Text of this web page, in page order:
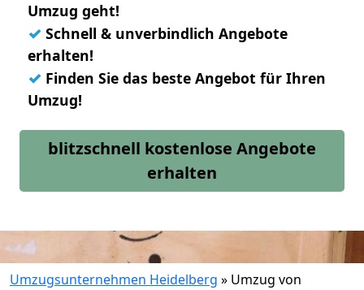
Umzug geht!
✓ Schnell & unverbindlich Angebote
erhalten!
✓ Finden Sie das beste Angebot für Ihren
Umzug!
blitzschnell kostenlose Angebote
erhalten
Umzugsunternehmen Heidelberg » Umzug von